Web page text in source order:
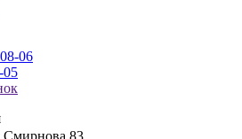
06
05
Смирнова 83